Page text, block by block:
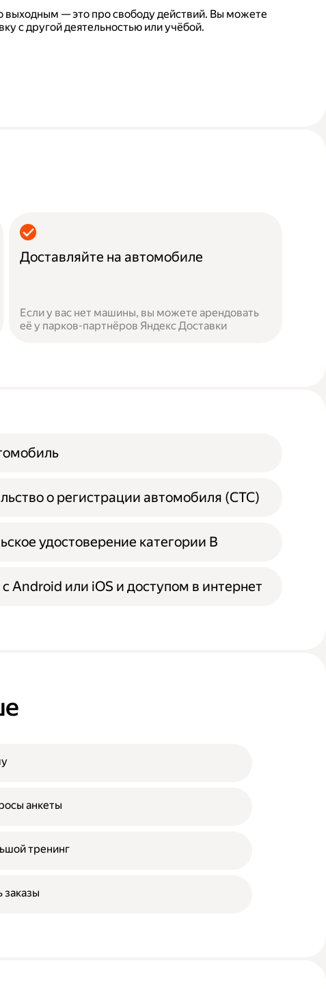
выходным — это про свободу действий. Вы можете
с другой деятельностью или учёбой.
Доставляйте на автомобиле
Если у вас нет машины, вы можете арендовать
её у парков-партнёров Яндекс Доставки
о регистрации автомобиля (СТС)
удостоверение категории B
Android или iOS и доступом в интернет
анкеты
тренинг
заказы